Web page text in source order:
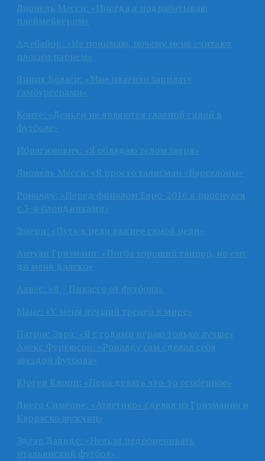
Лионель Месси: «Иногда я подрабатываю
плеймейкером»
Адебайор: «Не понимаю, почему меня считают
плохим парнем»
Янник Боласи: «Мне платили зарплату
гамбургерами»
Конте: «Деньги не являются главной силой в
футболе»
Ибрагимович: «Я обладаю телом зверя»
Лионель Месси: «Я просто талисман «Барселоны»
Роналду: «Перед финалом Евро-2016 я проснулся
с 3-я блондинками»
Эмери: «Путь к цели важнее самой цели»
Антуан Гризманн: «Погба хороший танцор, но ему
до меня далеко»
Алвес: «Я – Пикассо от футбола»
Мане: «У меня лучший тренер в мире»
Патрис Эвра: «Я с годами играю только лучше»
Алекс Фергюсон: «Роналду сам сделал себя
звездой футбола»
Юрген Клопп: «Пора делать что-то особенное»
Диего Симеоне: «Атлетико» сделал из Гризманна и
Карраско мужчин»
Эдгар Давидс: «Нельзя недооценивать
итальянский футбол»